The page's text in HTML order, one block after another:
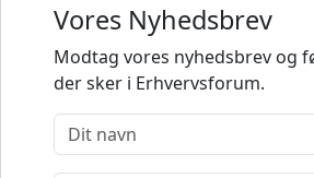
Vores Nyhedsbrev
Modtag vores nyhedsbrev og
der sker i Erhvervsforum.